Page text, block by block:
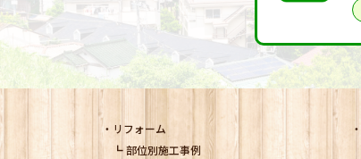
リフォーム
部位別施工事例